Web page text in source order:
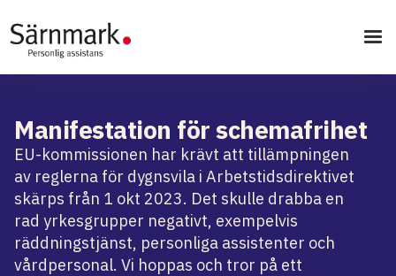
Manifestation för schemafrihet
EU-kommissionen har krävt att tillämpningen
av reglerna för dygnsvila i Arbetstidsdirektivet
skärps från 1 okt 2023. Det skulle drabba en
rad yrkesgrupper negativt, exempelvis
räddningstjänst, personliga assistenter och
vårdpersonal. Vi hoppas och tror på ett